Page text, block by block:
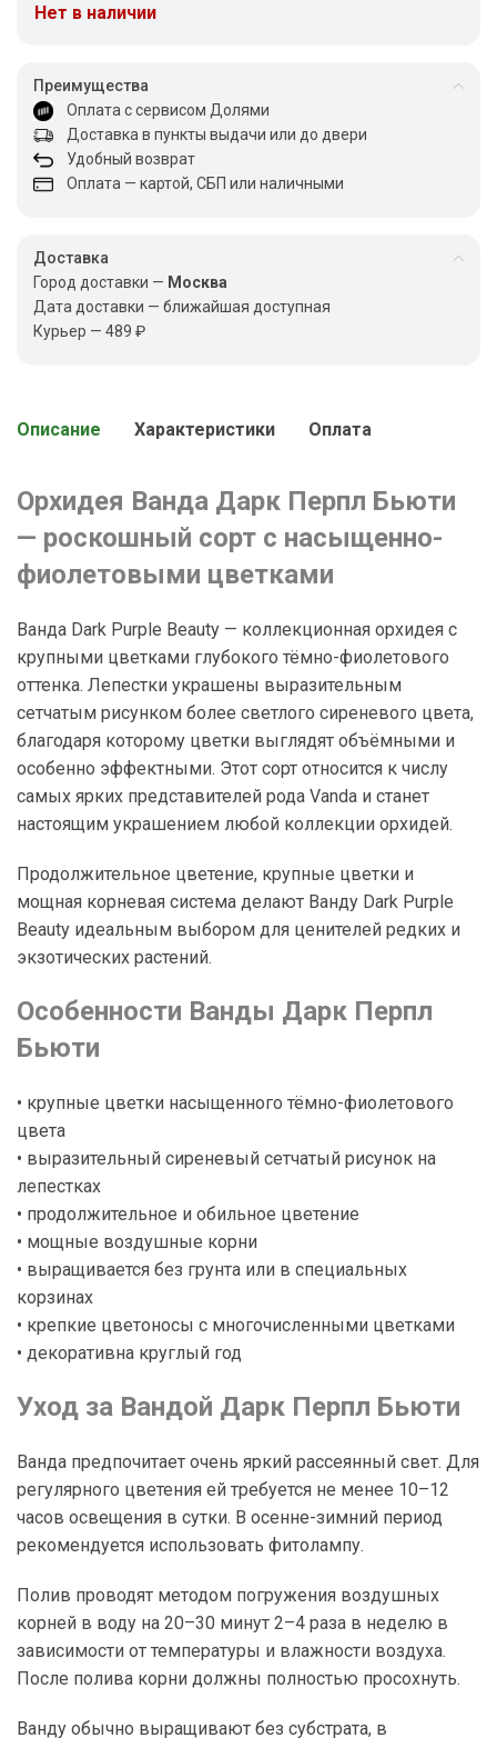
Нет в наличии
Преимущества
Оплата с сервисом Долями
Доставка в пункты выдачи или до двери
Удобный возврат
Оплата — картой, СБП или наличными
Доставка
Город доставки — Москва
Дата доставки — ближайшая доступная
Курьер — 489 ₽
Описание Характеристики Оплата
Орхидея Ванда Дарк Перпл Бьюти
— роскошный сорт с насыщенно-
фиолетовыми цветками
Ванда Dark Purple Beauty — коллекционная орхидея с
крупными цветками глубокого тёмно-фиолетового
оттенка. Лепестки украшены выразительным
сетчатым рисунком более светлого сиреневого цвета,
благодаря которому цветки выглядят объёмными и
особенно эффектными. Этот сорт относится к числу
самых ярких представителей рода Vanda и станет
настоящим украшением любой коллекции орхидей.
Продолжительное цветение, крупные цветки и
мощная корневая система делают Ванду Dark Purple
Beauty идеальным выбором для ценителей редких и
экзотических растений.
Особенности Ванды Дарк Перпл
Бьюти
• крупные цветки насыщенного тёмно-фиолетового
цвета
• выразительный сиреневый сетчатый рисунок на
лепестках
• продолжительное и обильное цветение
• мощные воздушные корни
• выращивается без грунта или в специальных
корзинах
• крепкие цветоносы с многочисленными цветками
• декоративна круглый год
Уход за Вандой Дарк Перпл Бьюти
Ванда предпочитает очень яркий рассеянный свет. Для
регулярного цветения ей требуется не менее 10–12
часов освещения в сутки. В осенне-зимний период
рекомендуется использовать фитолампу.
Полив проводят методом погружения воздушных
корней в воду на 20–30 минут 2–4 раза в неделю в
зависимости от температуры и влажности воздуха.
После полива корни должны полностью просохнуть.
Ванду обычно выращивают без субстрата, в